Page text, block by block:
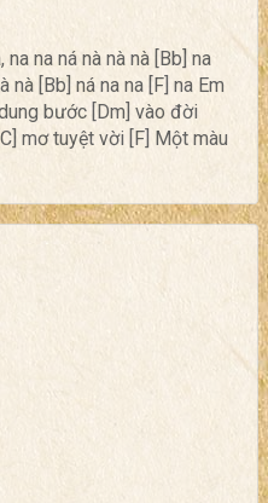
na na ná nà nà nà [Bb] na
nà [Bb] ná na na [F] na Em
bước [Dm] vào đời
mơ tuyệt vời [F] Một màu